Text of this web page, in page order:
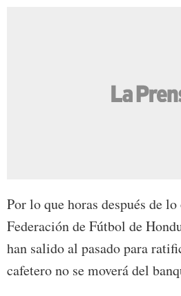
Por lo que horas después de
Federación de Fútbol de
han salido al pasado para
cafetero no se moverá del